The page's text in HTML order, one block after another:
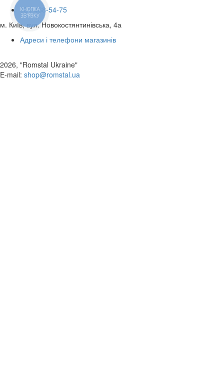
050 468-54-75
м. Київ, вул. Новокостянтинівська, 4а
Адреси і телефони магазинів
2026, "Romstal Ukraine"
​E-mail: shop@romstal.ua
КНОПКА
ЗВ'ЯЗКУ